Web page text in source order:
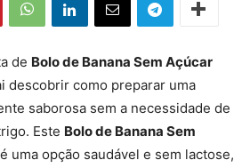
de Bolo de Banana Sem Açúcar
descobrir como preparar uma
saborosa sem a necessidade de
Este Bolo de Banana Sem
é uma opção saudável e sem lactose,